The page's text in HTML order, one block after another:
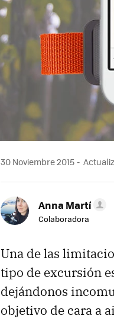
30 Noviembre 2015
Anna Martí
Colaboradora
Una de las
tipo de excursión
dejándonos
objetivo de cara a